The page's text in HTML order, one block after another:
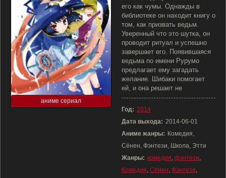
аниме сериал
его как чумы. Однажды в
библиотеке он находит книгу о
том, как призвать ведьм.
Уверенный что это шутка, он
проводит ритуал и успешно
завершает его. Появившаяся
ведьма по имени Рурумо
предлагает ему загадать
желание. Шибаки помогает
ей, и она решает не
Год: 2014
Дата выхода: 2014-06-01
Аниме жанры: Комедия,
Сёнен, Фэнтези, Школа, Этти
Жанры: комедия, фэнтези,
Комедия, Сёнен, Фэнтези,